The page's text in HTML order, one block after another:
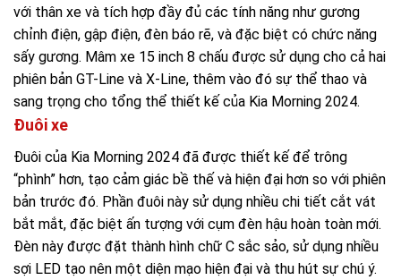
với thân xe và tích hợp đầy đủ các tính năng như gương
chỉnh điện, gập điện, đèn báo rẽ, và đặc biệt có chức năng
sấy gương. Mâm xe 15 inch 8 chấu được sử dụng cho cả hai
phiên bản GT-Line và X-Line, thêm vào đó sự thể thao và
sang trọng cho tổng thể thiết kế của Kia Morning 2024.
Đuôi xe
Đuôi của Kia Morning 2024 đã được thiết kế để trông
“phình” hơn, tạo cảm giác bề thế và hiện đại hơn so với phiên
bản trước đó. Phần đuôi này sử dụng nhiều chi tiết cắt vát
bắt mắt, đặc biệt ấn tượng với cụm đèn hậu hoàn toàn mới.
Đèn này được đặt thành hình chữ C sắc sảo, sử dụng nhiều
sợi LED tạo nên một diện mạo hiện đại và thu hút sự chú ý.